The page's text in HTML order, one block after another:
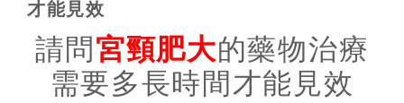
才能見效
請問宮頸肥大的藥物治療
需要多長時間才能見效